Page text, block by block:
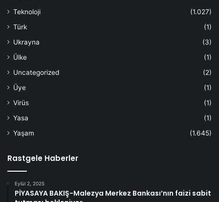
Teknoloji
(1.027)
Türk
(1)
Ukrayna
(3)
Ülke
(1)
Uncategorized
(2)
Üye
(1)
Virüs
(1)
Yasa
(1)
Yaşam
(1.645)
Rastgele Haberler
Eylül 2, 2025
PİYASAYA BAKIŞ-Malezya Merkez Bankası’nın faizi sabit